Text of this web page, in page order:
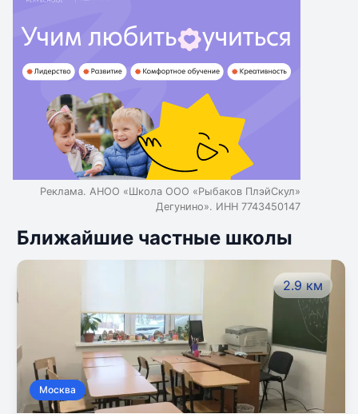
Реклама. АНОО «Школа ООО «Рыбаков ПлэйСкул»
Дегунино». ИНН 7743450147
Ближайшие частные школы
2.9 км
Москва